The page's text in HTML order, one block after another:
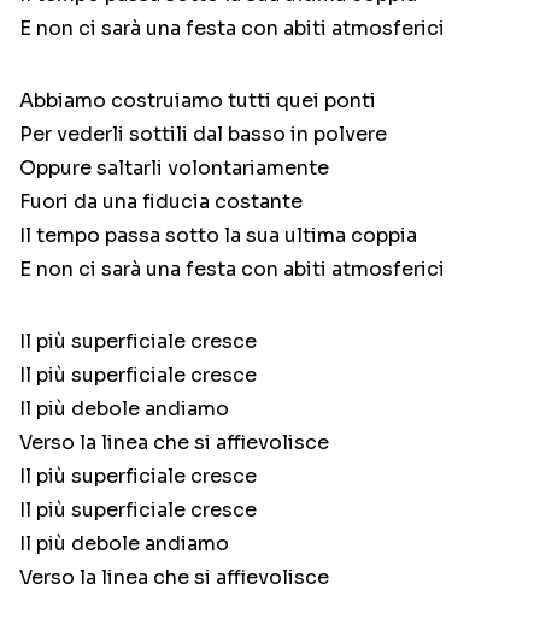
E non ci sarà una festa con abiti atmosferici
Abbiamo costruiamo tutti quei ponti
Per vederli sottili dal basso in polvere
Oppure saltarli volontariamente
Fuori da una fiducia costante
Il tempo passa sotto la sua ultima coppia
E non ci sarà una festa con abiti atmosferici
Il più superficiale cresce
Il più superficiale cresce
Il più debole andiamo
Verso la linea che si affievolisce
Il più superficiale cresce
Il più superficiale cresce
Il più debole andiamo
Verso la linea che si affievolisce